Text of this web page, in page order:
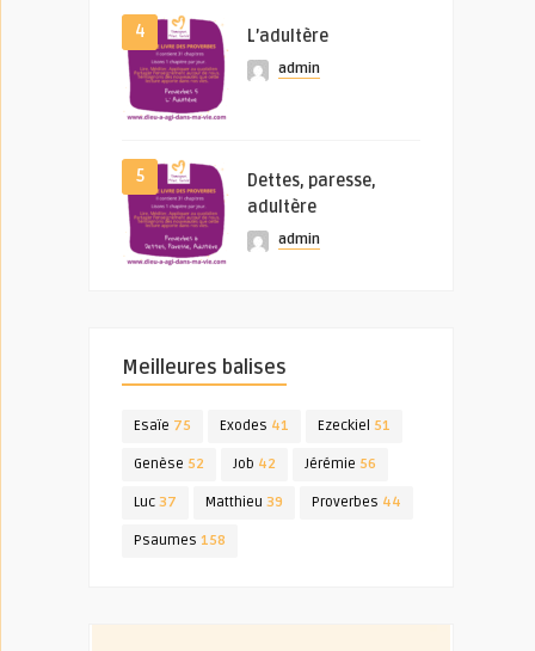
4 L’adultère
admin
5
Dettes, paresse,
adultère
admin
Meilleures balises
Esaïe 75 Exodes 41 Ezeckiel 51
Genèse 52 Job 42 Jérémie 56
Luc 37 Matthieu 39 Proverbes 44
Psaumes 158